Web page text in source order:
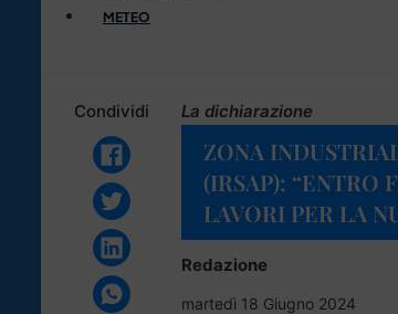
METEO
Condividi La dichiarazione
ZONA
(IRSAP): “ENTRO
LAVORI PER LA
Redazione
martedì 18 Giugno 2024